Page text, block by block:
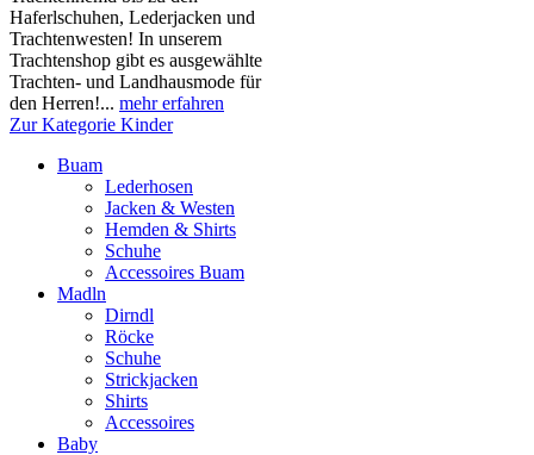
Haferlschuhen, Lederjacken und
Trachtenwesten! In unserem
Trachtenshop gibt es ausgewählte
Trachten- und Landhausmode für
den Herren!... mehr erfahren
Zur Kategorie Kinder
Buam
Lederhosen
Jacken & Westen
Hemden & Shirts
Schuhe
Accessoires Buam
Madln
Dirndl
Röcke
Schuhe
Strickjacken
Shirts
Accessoires
Baby